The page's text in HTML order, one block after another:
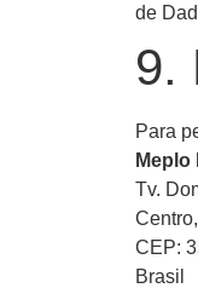
de
9.
Para
Tv.
CEP:
Brasil